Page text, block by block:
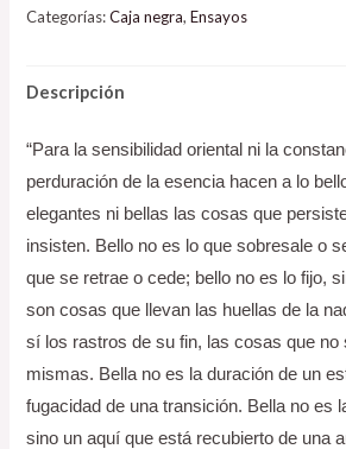
Categorías:Caja negra,Ensayos
Descripción
“Para la sensibilidad oriental ni la
perduración de la esencia hacen a lo
elegantes ni bellas las cosas que
insisten. Bello no es lo que sobresale o
que se retrae o cede; bello no es lo fijo,
son cosas que llevan las huellas de la
sí los rastros de su fin, las cosas que no
mismas. Bella no es la duración de un
fugacidad de una transición. Bella no es
sino un aquí que está recubierto de una